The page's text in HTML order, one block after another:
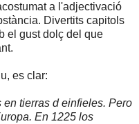
a l'adjectivació
Divertits capitols
el gust dolç del que
es clar:
tierras d einfieles. Pero
En 1225 los